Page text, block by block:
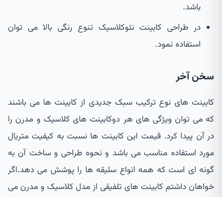
باشد.
در طراحی کابینت نئوکلاسیک تنوع رنگی بالا می توان
استفاده نمود.
سخن آخر
کابینت های نوع ترکیب سبک جدیدی از کابینت ها می باشند
که می توان ویژگی های هر دوکابینت های کلاسیک و مدرن را
در آن پیدا کرد. قیمت این کابینت ها نسبت به کیفیت متریال
مورد استفاده مناسب می باشد و نحوه طراحی و ساخت آن به
گونه ای است که همه انواع سلیقه ها را پوشش می دهد.اگر
خواهان داشتم کابینت های تلفیقی از مدل کلاسیک و مدرن می